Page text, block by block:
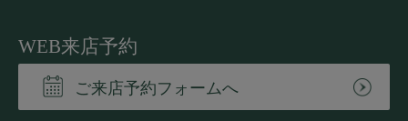
WEB来店予約
ご来店予約フォームへ